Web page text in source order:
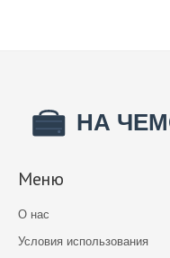
Меню
О нас
Условия использования